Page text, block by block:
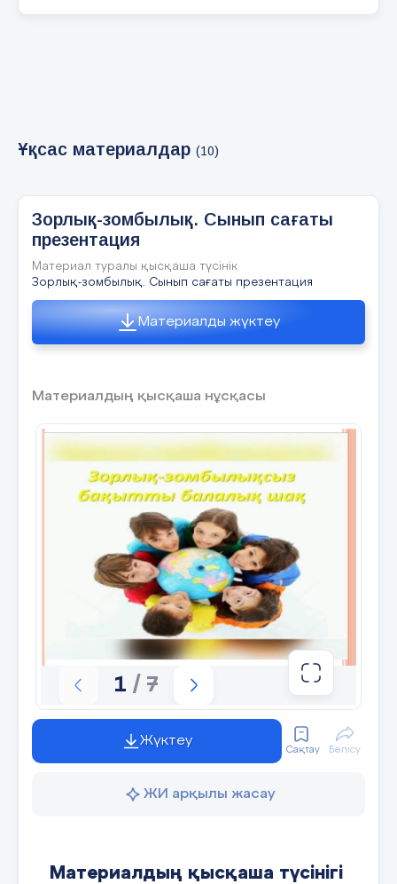
2-тапсырма. Достық-татулық белгісі “Мақалды
жалғастыр” 3-топқа 1. Біреу жаныңа
жолдас,______ 2. Досыңды мақтағаның______ 3.
Жаман туғаның болғанша,______ 4. Ағаш
тамырымен,______ 5. Айырылмас
досыңа________
Оқушылар сынып ішінде кез-келген оқушыға
оқушылар жасырып тұрған оқушыны табады. 3-
тапсырма. «Досқа мінездеме»
8 слайд
4-тапсырма. “Кейс стади”әдісі 1 Қанат конькиін
аулаға қалдырды да, өзі тамағын ішуге үйге
кетті. Тамағын ішіп отырып ол конькиін
Маралдың теуіп жүргенін көрді. Қанат
ашуланып, аулаға жүгіріп шықты. «Қазір оның
сазайын тартқызамын, біреудің затын сұрамай
алушы болмасын» деп ойлады. Ашулы күйінде
жетіп барды, тіпті жұдырығын да түйіп алған. Ал
Марал оны көрді де, «Танысып қой, Айдар, бұл
менің ең жақсы досым Қанат» деді. Қанат
ұялып қалды. Қанат неліктен ұялды? 2
Қаңтардың қара суығы. Айбек екі шелекті
қолына алып, өзеннен су алып келіп, қорадағы
қойларды суаруға бет алды. Шелегін суға
толтырып, қораға кіре берісте Айбектің аяғы
тайып, құлап түсті. Су үстіне төгілді. Орнынан
әрең қозғалып, үйге кірді... Айбектің тобығы
Айбектің досы болсаңдар не істер едіңдер?
Ұқсас материалдар (10)
Зорлық-зомбылық. Сынып сағаты
презентация
Материал туралы қысқаша түсінік
Зорлық-зомбылық. Сынып сағаты презентация
Материалды жүктеу
Материалдың қысқаша нұсқасы
1 / 7
Жүктеу
Сақтау Бөлісу
ЖИ арқылы жасау
Материалдың қысқаша түсінігі